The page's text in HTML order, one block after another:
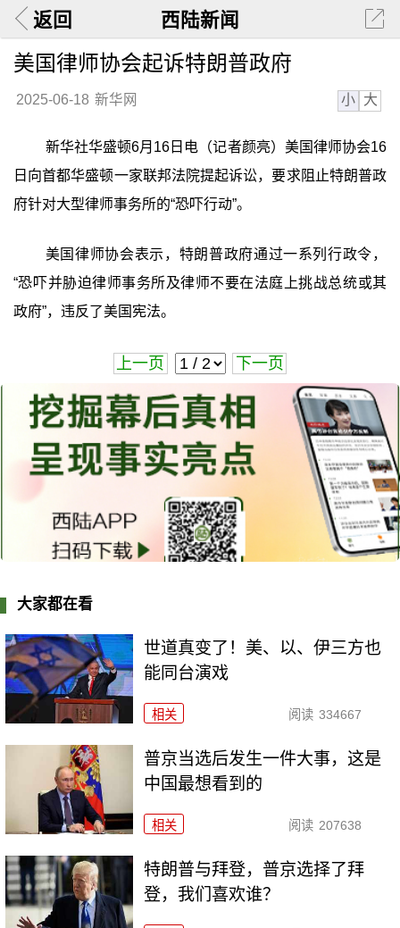
返回 西陆新闻
美国律师协会起诉特朗普政府
2025-06-18 新华网 小 大
新华社华盛顿6月16日电（记者颜亮）美国律师协会16
日向首都华盛顿一家联邦法院提起诉讼，要求阻止特朗普政
府针对大型律师事务所的“恐吓行动”。
美国律师协会表示，特朗普政府通过一系列行政令，
“恐吓并胁迫律师事务所及律师不要在法庭上挑战总统或其
政府”，违反了美国宪法。
上一页 下一页
大家都在看
世道真变了！美、以、伊三方也
能同台演戏
相关 阅读 334667
普京当选后发生一件大事，这是
中国最想看到的
相关 阅读 207638
特朗普与拜登，普京选择了拜
登，我们喜欢谁？